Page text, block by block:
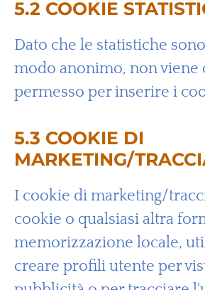
5.2 COOKIE
Dato che le statistiche
modo anonimo, non viene
permesso per inserire i
5.3 COOKIE DI
MARKETING/
I cookie di marketing/
cookie o qualsiasi altra
memorizzazione locale,
creare profili utente per